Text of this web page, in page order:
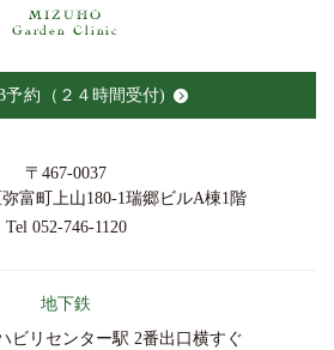
MIZUHO
Garden Clinic
予約 （２４時間受付)
〒467-0037
富町上山180-1瑞郷ビルA棟1階
Tel 052-746-1120
地下鉄
ビリセンター駅 2番出口横すぐ